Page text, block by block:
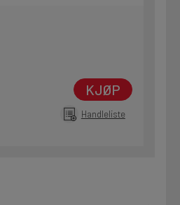
KJØP
Handleliste